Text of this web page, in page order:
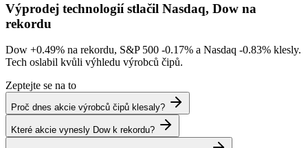
Výprodej technologií stlačil Nasdaq, Dow na
rekordu
Dow +0.49% na rekordu, S&P 500 -0.17% a Nasdaq -0.83% klesly.
Tech oslabil kvůli výhledu výrobců čipů.
Zeptejte se na to
Proč dnes akcie výrobců čipů klesaly?
Které akcie vynesly Dow k rekordu?